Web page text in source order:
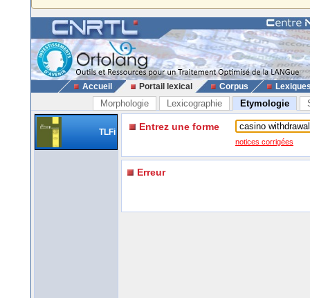
Accueil Portail lexical Corpus
Morphologie Lexicographie Etymologie
TLFi Entrez une forme
notices corrigées
Erreur